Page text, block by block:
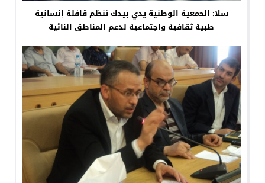
سلا: الحمعية الوطنية يدي بيدك تنظم قافلة إنسانية
طبية ثقافية واجتماعية لدعم المناطق النائية